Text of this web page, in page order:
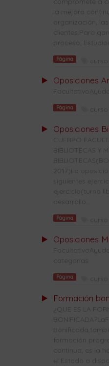
la mejora
organización,
clientes.Para
proceso,
Página
Oposiciones
Página
Oposiciones
CUERPO
BIBLIOTECAS Y
2017)La
siguientes
ejercicio(turno
desarrollo...
Página
Oposiciones
categorías
Página
Formación
¿QUE ES LA
formación
continua, es la
el Estado a